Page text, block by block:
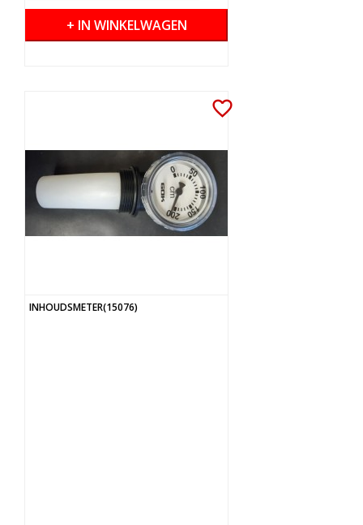
+ IN WINKELWAGEN
favorite_border
INHOUDSMETER(15076)